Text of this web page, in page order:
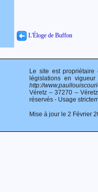
L'Éloge de Buffon
Le site est
législations en
http://
Véretz – 37270 –
réservés - Usage
Mise à jour le 2 Février